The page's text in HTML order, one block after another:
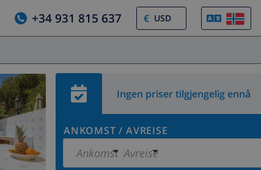
+34 931 815 637 €
Ingen priser tilgjengelig ennå
ANKOMST / AVREISE
Ankomst Avreise